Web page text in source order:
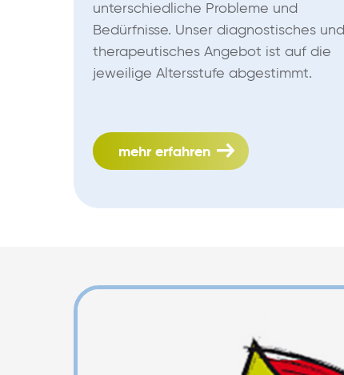
unterschiedliche Probleme und
Bedürfnisse. Unser diagnostisches und
therapeutisches Angebot ist auf die
jeweilige Altersstufe abgestimmt.
mehr erfahren